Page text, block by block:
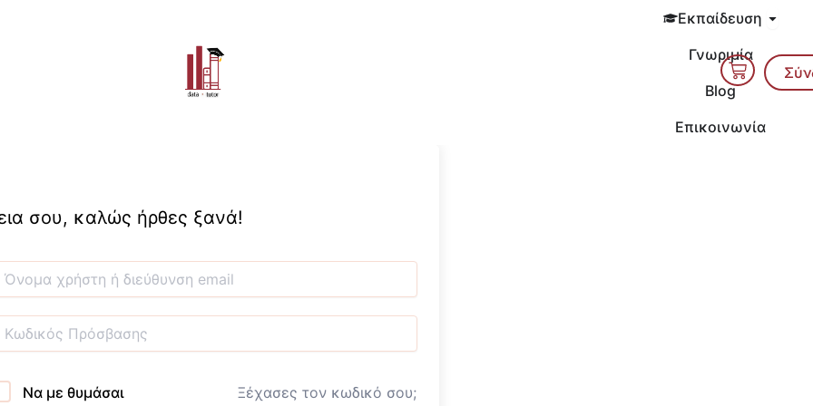
Εκπαίδευση Open
Γνωριμία
Blog
Επικοινωνία
Cart
σου, καλώς ήρθες ξανά!
Να με θυμάσαι Ξέχασες τον κωδικό σου;